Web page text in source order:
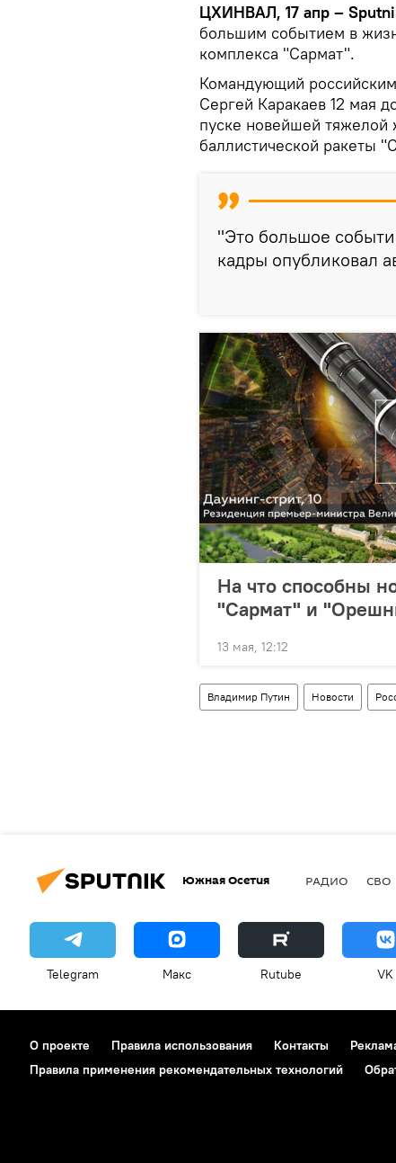
ЦХИНВАЛ, 17 апр –
большим событием в
комплекса "Сармат".
Командующий
Сергей Каракаев 12 мая
пуске новейшей тяжелой
баллистической ракеты
"Это большое
кадры опубликовал
На что способны
"Сармат" и
13 мая, 12:12
Владимир Путин Новости
Южная Осетия РАДИО СВО
Telegram Макс Rutube VK
О проекте Правила использования Контакты
Правила применения рекомендательных технологий